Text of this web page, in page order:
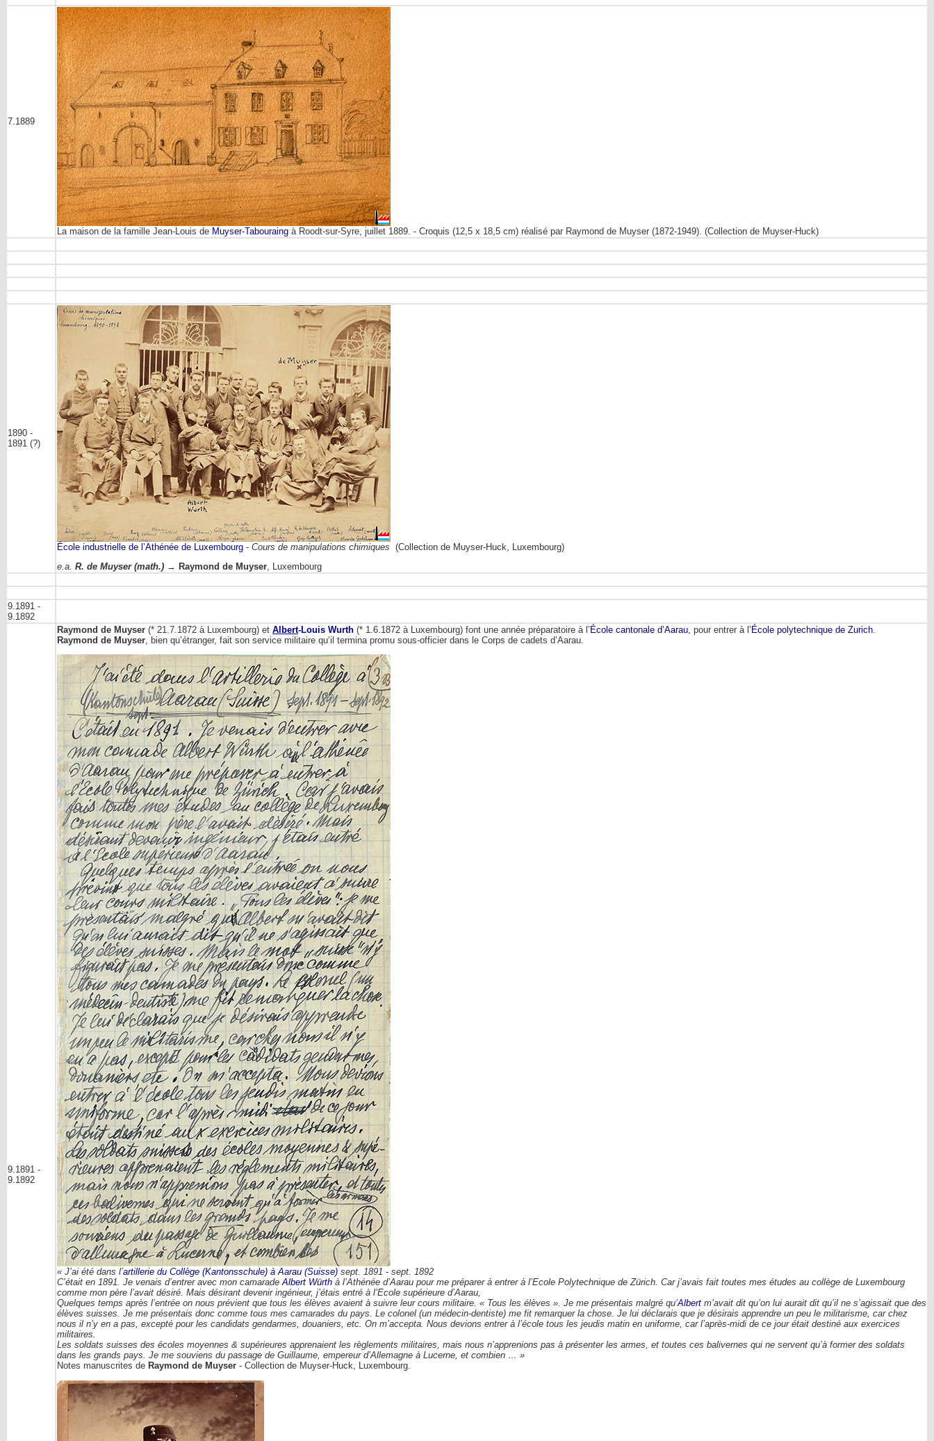
7.1889
La maison de la famille Jean-Louis de Muyser-Tabouraing à Roodt-sur-Syre, juillet 1889. - Croquis (12,5 x 18,5 cm) réalisé par Raymond de Muyser (1872-1949). (Collection de Muyser-Huck)
1890 -
1891 (?)
École industrielle de l’Athénée de Luxembourg - Cours de manipulations chimiques (Collection de Muyser-Huck, Luxembourg)
e.a. R. de Muyser (math.) → Raymond de Muyser, Luxembourg
9.1891 -
9.1892
9.1891 -
9.1892
Raymond de Muyser (* 21.7.1872 à Luxembourg) et Albert-Louis Wurth (* 1.6.1872 à Luxembourg) font une année préparatoire à l’ École cantonale d’Aarau, pour entrer à l’ École polytechnique de Zurich.
Raymond de Muyser, bien qu’étranger, fait son service militaire qu’il termina promu sous-officier dans le Corps de cadets d’Aarau.
« J’ai été dans l’artillerie du Collège (Kantonsschule) à Aarau (Suisse) sept. 1891 - sept. 1892
C’était en 1891. Je venais d’entrer avec mon camaradeAlbert Würth à l’Athénée d’Aarau pour me préparer à entrer à l’Ecole Polytechnique de Zürich. Car j’avais fait toutes mes études au collège de Luxembourg
comme mon père l’avait désiré. Mais désirant devenir ingénieur, j’étais entré à l’Ecole supérieure d’Aarau,
Quelques temps après l’entrée on nous prévient que tous les élèves avaient à suivre leur cours militaire. « Tous les élèves ». Je me présentais malgré qu’Albert m’avait dit qu’on lui aurait dit qu’il ne s’agissait que des
élèves suisses. Je me présentais donc comme tous mes camarades du pays. Le colonel (un médecin-dentiste) me fit remarquer la chose. Je lui déclarais que je désirais apprendre un peu le militarisme, car chez
nous il n’y en a pas, excepté pour les candidats gendarmes, douaniers, etc. On m’accepta. Nous devions entrer à l’école tous les jeudis matin en uniforme, car l’après-midi de ce jour était destiné aux exercices
militaires.
Les soldats suisses des écoles moyennes & supérieures apprenaient les règlements militaires, mais nous n’apprenions pas à présenter les armes, et toutes ces balivernes qui ne servent qu’à former des soldats
dans les grands pays. Je me souviens du passage de Guillaume, empereur d’Allemagne à Lucerne, et combien … »
Notes manuscrites de Raymond de Muyser - Collection de Muyser-Huck, Luxembourg.